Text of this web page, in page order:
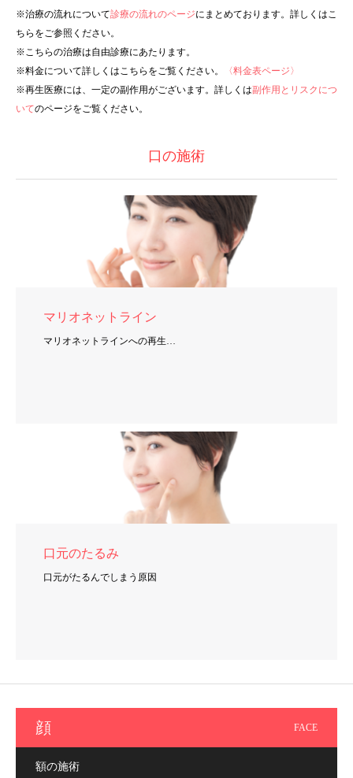
※治療の流れについて診療の流れのページにまとめております。詳しくはこ
ちらをご参照ください。
※こちらの治療は自由診療にあたります。
※料金について詳しくはこちらをご覧ください。
〈料金表ページ〉
※再生医療には、一定の副作用がございます。詳しくは副作用とリスクにつ
いてのページをご覧ください。
口の施術
マリオネットライン
マリオネットラインへの再生…
口元のたるみ
口元がたるんでしまう原因
顔 FACE
額の施術